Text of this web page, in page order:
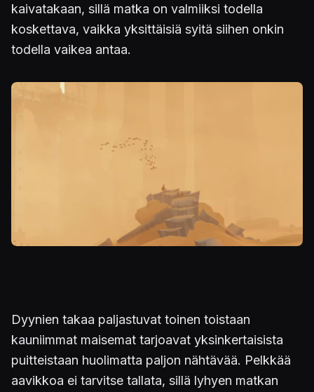
kaivatakaan, sillä matka on valmiiksi todella
koskettava, vaikka yksittäisiä syitä siihen onkin
todella vaikea antaa.
Kuva
Dyynien takaa paljastuvat toinen toistaan
kauniimmat maisemat tarjoavat yksinkertaisista
puitteistaan huolimatta paljon nähtävää. Pelkkää
aavikkoa ei tarvitse tallata, sillä lyhyen matkan